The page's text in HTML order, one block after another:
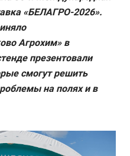
«БЕЛАГРО-2026».
Агрохим» в
презентовали
смогут решить
на полях и в